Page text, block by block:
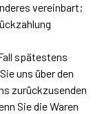
vereinbart;
spätestens
uns über den
zurückzusenden
Sie die Waren